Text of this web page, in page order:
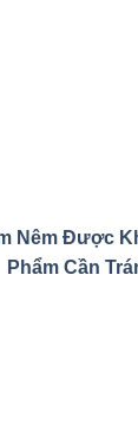
Nêm Được
Phẩm Cần